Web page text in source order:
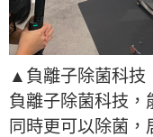
▲負離子除菌科技
負離子除菌科技，
同時更可以除菌